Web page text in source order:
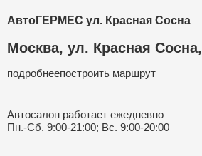
АвтоГЕРМЕС ул. Красная Сосна
Москва, ул. Красная
подробнеепостроить маршрут
Автосалон работает ежедневно
Пн.-Сб. 9:00-21:00; Вс. 9:00-20:00